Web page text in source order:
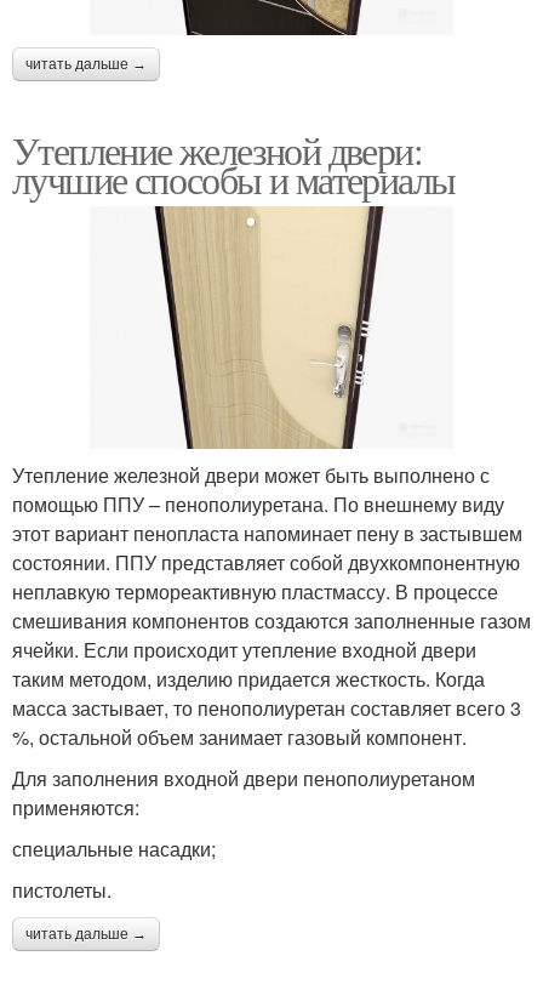
читать дальше →
Утепление железной двери:
лучшие способы и материалы
Утепление железной двери может быть выполнено с
помощью ППУ – пенополиуретана. По внешнему виду
этот вариант пенопласта напоминает пену в застывшем
состоянии. ППУ представляет собой двухкомпонентную
неплавкую термореактивную пластмассу. В процессе
смешивания компонентов создаются заполненные газом
ячейки. Если происходит утепление входной двери
таким методом, изделию придается жесткость. Когда
масса застывает, то пенополиуретан составляет всего 3
%, остальной объем занимает газовый компонент.
Для заполнения входной двери пенополиуретаном
применяются:
специальные насадки;
пистолеты.
читать дальше →